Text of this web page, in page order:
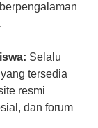
Selalu
tersedia
resmi
dan forum